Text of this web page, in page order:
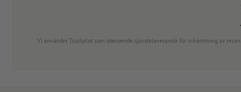
Vi använder Trustpilot som oberoende tjänsteleverantör för inhämtning av